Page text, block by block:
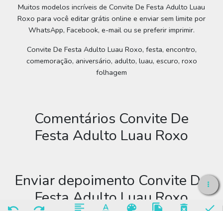
Muitos modelos incríveis de Convite De Festa Adulto Luau
Roxo para você editar grátis online e enviar sem limite por
WhatsApp, Facebook, e-mail ou se preferir imprimir.
Convite De Festa Adulto Luau Roxo, festa, encontro,
comemoração, aniversário, adulto, luau, escuro, roxo
folhagem
Comentários Convite De
Festa Adulto Luau Roxo
Enviar depoimento Convite De
Festa Adulto Luau Roxo